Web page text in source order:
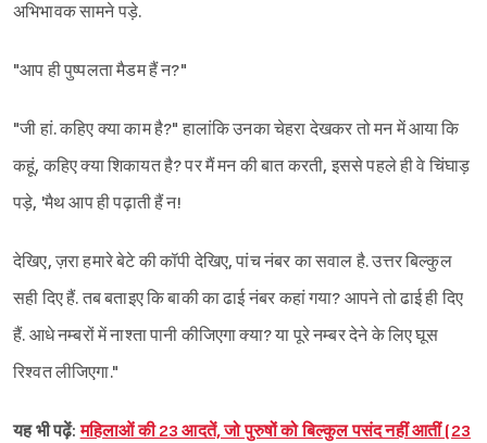
अभिभावक सामने पड़े.
"आप ही पुष्पलता मैडम हैं न?"
"जी हां. कहिए क्या काम है?" हालांकि उनका चेहरा देखकर तो मन में आया कि
कहूं, कहिए क्या शिकायत है? पर मैं मन की बात करती, इससे पहले ही वे चिंघाड़
पड़े, 'मैथ आप ही पढ़ाती हैं न!
देखिए, ज़रा हमारे बेटे की कॉपी देखिए, पांच नंबर का सवाल है. उत्तर बिल्कुल
सही दिए हैं. तब बताइए कि बाकी का ढाई नंबर कहां गया? आपने तो ढाई ही दिए
हैं. आधे नम्बरों में नाश्ता पानी कीजिएगा क्या? या पूरे नम्बर देने के लिए घूस
रिश्वत लीजिएगा."
यह भी पढ़ें:महिलाओं की 23 आदतें, जो पुरुषों को बिल्कुल पसंद नहीं आतीं (23